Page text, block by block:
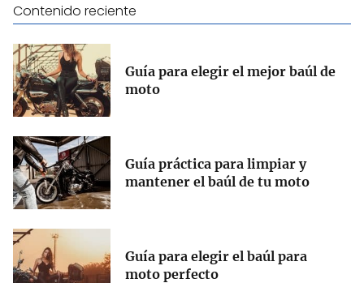
Contenido reciente
Guía para elegir el mejor baúl de
moto
Guía práctica para limpiar y
mantener el baúl de tu moto
Guía para elegir el baúl para
moto perfecto